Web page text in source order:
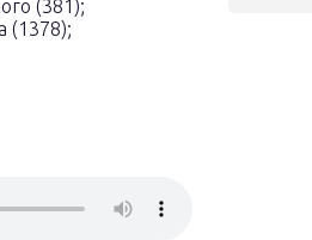
(381);
(1378);